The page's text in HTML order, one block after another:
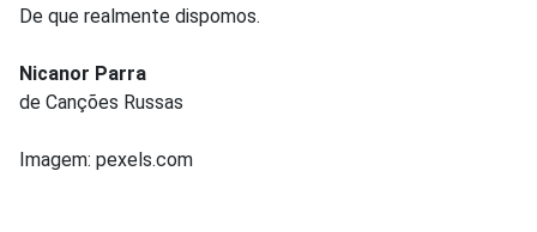
De que realmente dispomos.
Nicanor Parra
de Canções Russas
Imagem: pexels.com